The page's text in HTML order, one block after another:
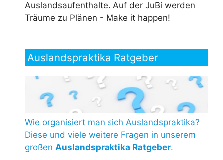
Auslandsaufenthalte. Auf der JuBi werden
Träume zu Plänen - Make it happen!
Auslandspraktika Ratgeber
Wie organisiert man sich Auslandspraktika?
Diese und viele weitere Fragen in unserem
großen Auslandspraktika Ratgeber.